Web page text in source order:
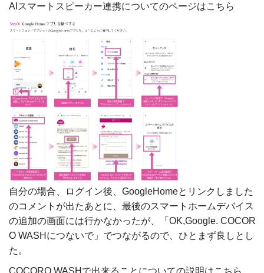
AIスマートスピーカー連携についてのページはこちら
自分の場合、ログイン後、GoogleHomeとリンクしました
のコメントが出たあとに、最後のスマートホームデバイス
の追加の画面には行かなかったが、「OK,Google. COCOR
O WASHにつないで」でつながるので、ひとまず良しとし
た。
COCORO WASHで出来ることについての説明はこちら